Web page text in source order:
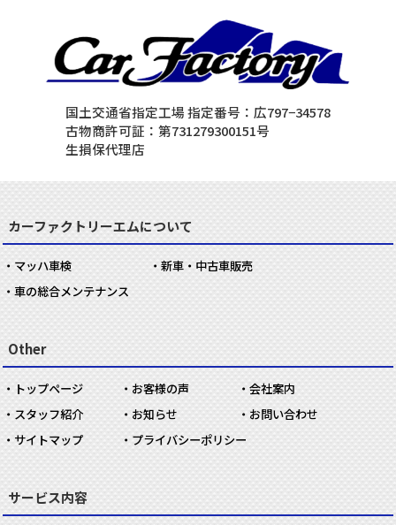
国土交通省指定工場 指定番号：広797−34578
古物商許可証：第731279300151号
生損保代理店
カーファクトリーエムについて
マッハ車検
新車・中古車販売
車の総合メンテナンス
Other
トップページ お客様の声
会社案内
スタッフ紹介
お知らせ
お問い合わせ
サイトマップ
プライバシーポリシー
サービス内容